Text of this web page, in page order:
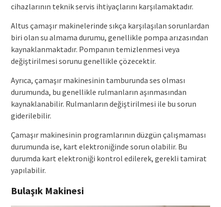
cihazlarının teknik servis ihtiyaçlarını karşılamaktadır.
Altus çamaşır makinelerinde sıkça karşılaşılan sorunlardan
biri olan su almama durumu, genellikle pompa arızasından
kaynaklanmaktadır. Pompanın temizlenmesi veya
değiştirilmesi sorunu genellikle çözecektir.
Ayrıca, çamaşır makinesinin tamburunda ses olması
durumunda, bu genellikle rulmanların aşınmasından
kaynaklanabilir. Rulmanların değiştirilmesi ile bu sorun
giderilebilir.
Çamaşır makinesinin programlarının düzgün çalışmaması
durumunda ise, kart elektroniğinde sorun olabilir. Bu
durumda kart elektroniği kontrol edilerek, gerekli tamirat
yapılabilir.
Bulaşık Makinesi